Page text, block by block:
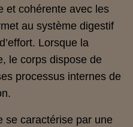
et cohérente avec les
au système digestif
Lorsque la
le corps dispose de
processus internes de
se caractérise par une